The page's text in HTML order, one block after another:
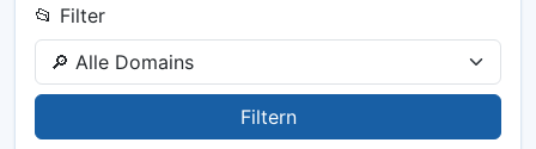
📂 Filter
Filtern